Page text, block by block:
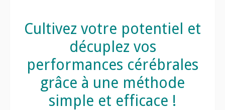
Cultivez votre potentiel et
décuplez vos
performances cérébrales
grâce à une méthode
simple et efficace !